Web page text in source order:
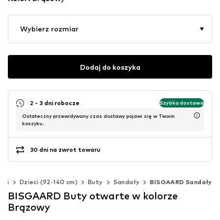
Wybierz rozmiar
Dodaj do koszyka
2 - 3 dni robocze Szybka dostawa
Ostateczny przewidywany czas dostawy pojawi się w Twoim
koszyku.
30 dni na zwrot towaru
Dzieci (92-140 cm) Buty Sandały BISGAARD Sandały
BISGAARD Buty otwarte w kolorze
Brązowy